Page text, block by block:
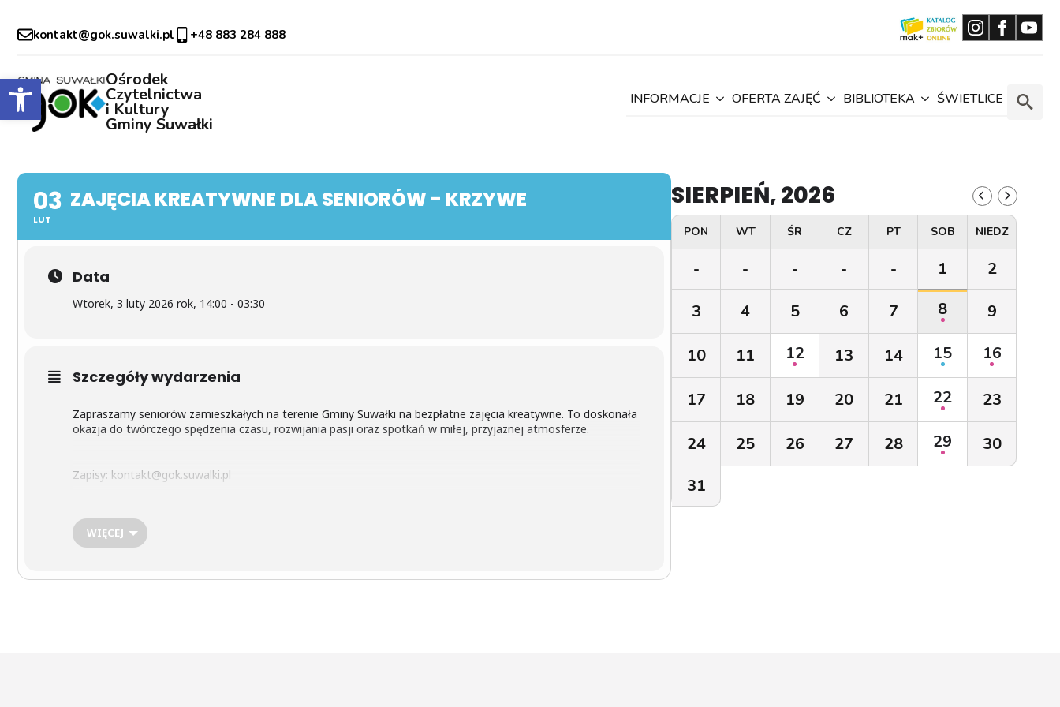
Otwórz pasek narzędzi
kontakt@gok.suwalki.pl +48 883 284 888
Ośrodek
Czytelnictwa
i Kultury
Gminy Suwałki
INFORMACJE OFERTA ZAJĘĆ BIBLIOTEKA
ŚWIETLICE
03
LUT
ZAJĘCIA KREATYWNE DLA SENIORÓW - KRZYWE
Data
Wtorek, 3 luty 2026 rok, 14:00 - 03:30
Szczegóły wydarzenia
Zapraszamy seniorów zamieszkałych na terenie Gminy Suwałki na bezpłatne zajęcia kreatywne. To doskonała
okazja do twórczego spędzenia czasu, rozwijania pasji oraz spotkań w miłej, przyjaznej atmosferze.
Zapisy: kontakt@gok.suwalki.pl
Miejsce: Świetlica w Krzywem
WIĘCEJ
SIERPIEŃ, 2026
PON WT ŚR CZ PT SOB NIEDZ
- - - - - 1
2
3
4 5 6 7 8 9
10 11 12 13 14 15 16
17 18 19 20 21 22 23
24 25 26 27 28 29
30
31